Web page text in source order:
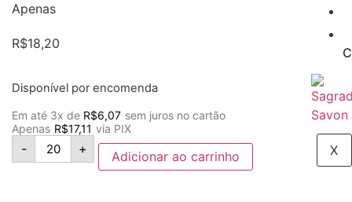
X
Apenas
R$18,20
Disponível por encomenda
Em até 3x de R$6,07 sem juros no cartão
Apenas R$17,11 via PIX
- + Adicionar ao carrinho